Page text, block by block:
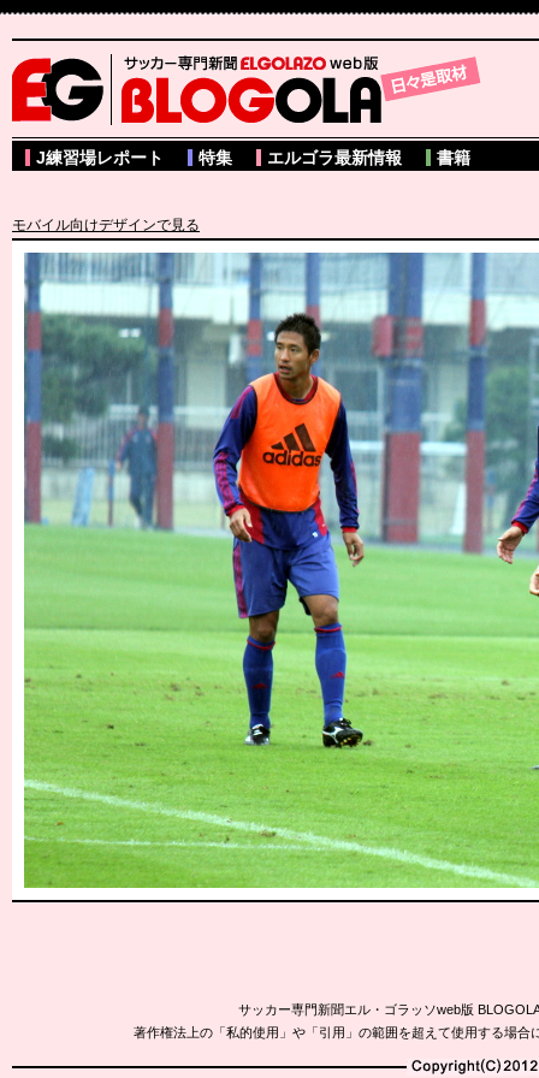
サッカー専門新聞ELGOLAZO web版 BLOGOLA
J練習場レポート 特集 エルゴラ最新情報 書籍
モバイル向けデザインで見る
サッカー専門新聞エル・ゴラッソweb版
著作権法上の「私的使用」や「引用」の範囲を超えて使用する場